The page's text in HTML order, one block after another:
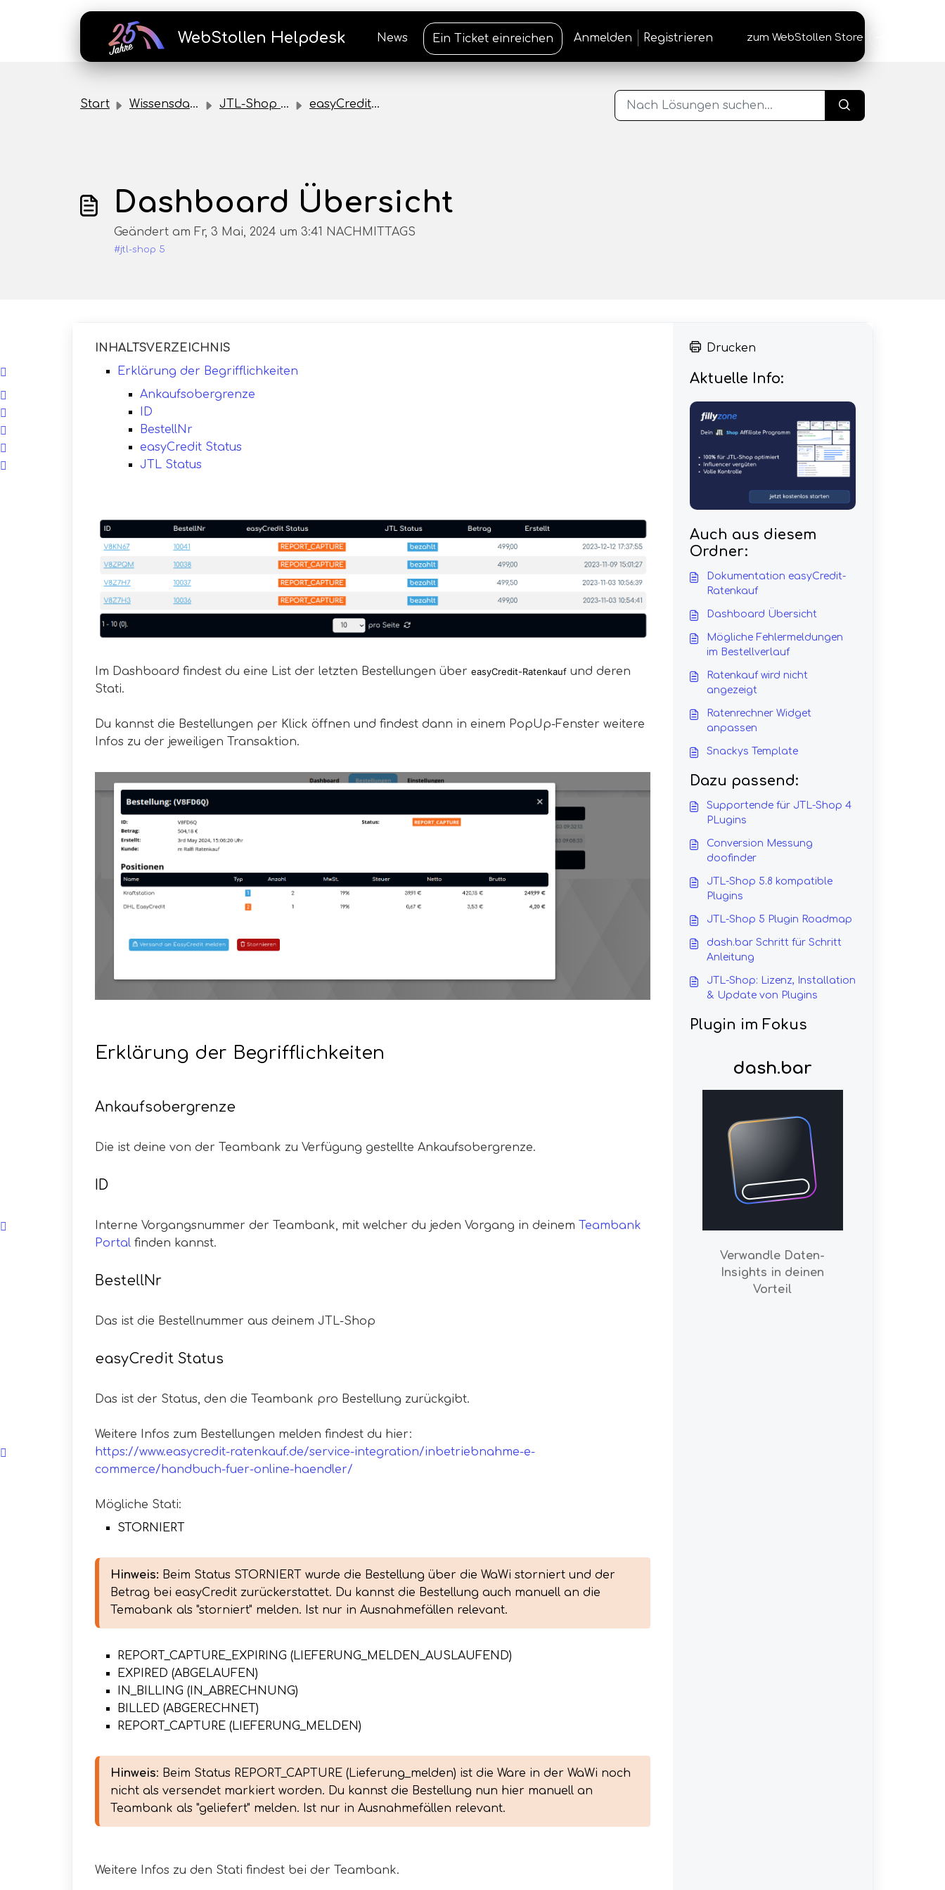
WebStollen Helpdesk News Ein Ticket einreichen Anmelden Registrieren zum WebStollen Store
Start Wissensdatenbank JTL-Shop Plugins easyCredit-Ratenkauf
Dashboard Übersicht
Geändert am Fr, 3 Mai, 2024 um 3:41 NACHMITTAGS
#jtl-shop 5
INHALTSVERZEICHNIS
Erklärung der Begrifflichkeiten
Ankaufsobergrenze
ID
BestellNr
easyCredit Status
JTL Status
Im Dashboard findest du eine List der letzten Bestellungen über easyCredit-Ratenkauf und deren
Stati.
Du kannst die Bestellungen per Klick öffnen und findest dann in einem PopUp-Fenster weitere
Infos zu der jeweiligen Transaktion.
Erklärung der Begrifflichkeiten
Ankaufsobergrenze
Die ist deine von der Teambank zu Verfügung gestellte Ankaufsobergrenze.
ID
Interne Vorgangsnummer der Teambank, mit welcher du jeden Vorgang in deinem Teambank
Portal finden kannst.
BestellNr
Das ist die Bestellnummer aus deinem JTL-Shop
easyCredit Status
Das ist der Status, den die Teambank pro Bestellung zurückgibt.
Weitere Infos zum Bestellungen melden findest du hier:
https://www.easycredit-ratenkauf.de/service-integration/inbetriebnahme-e-
commerce/handbuch-fuer-online-haendler/
Mögliche Stati:
STORNIERT
Hinweis: Beim Status STORNIERT wurde die Bestellung über die WaWi storniert und der
Betrag bei easyCredit zurückerstattet. Du kannst die Bestellung auch manuell an die
Temabank als "storniert" melden. Ist nur in Ausnahmefällen relevant.
REPORT_CAPTURE_EXPIRING (LIEFERUNG_MELDEN_AUSLAUFEND)
EXPIRED (ABGELAUFEN)
IN_BILLING (IN_ABRECHNUNG)
BILLED (ABGERECHNET)
REPORT_CAPTURE (LIEFERUNG_MELDEN)
Hinweis: Beim Status REPORT_CAPTURE (Lieferung_melden) ist die Ware in der WaWi noch
nicht als versendet markiert worden. Du kannst die Bestellung nun hier manuell an
Teambank als "geliefert" melden. Ist nur in Ausnahmefällen relevant.
Weitere Infos zu den Stati findest bei der Teambank.
Drucken
Aktuelle Info:
Auch aus diesem
Ordner:
Dokumentation easyCredit-
Ratenkauf
Dashboard Übersicht
Mögliche Fehlermeldungen
im Bestellverlauf
Ratenkauf wird nicht
angezeigt
Ratenrechner Widget
anpassen
Snackys Template
Dazu passend:
Supportende für JTL-Shop 4
PLugins
Conversion Messung
doofinder
JTL-Shop 5.8 kompatible
Plugins
JTL-Shop 5 Plugin Roadmap
dash.bar Schritt für Schritt
Anleitung
JTL-Shop: Lizenz, Installation
& Update von Plugins
Plugin im Fokus
dash.bar
Verwandle Daten-
Insights in deinen
Vorteil